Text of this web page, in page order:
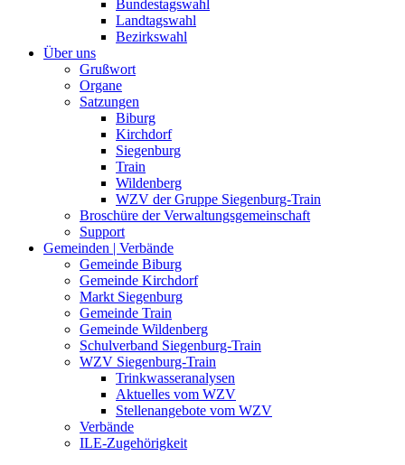
Bundestagswahl
Landtagswahl
Bezirkswahl
Über uns
Grußwort
Organe
Satzungen
Biburg
Kirchdorf
Siegenburg
Train
Wildenberg
WZV der Gruppe Siegenburg-Train
Broschüre der Verwaltungsgemeinschaft
Support
Gemeinden | Verbände
Gemeinde Biburg
Gemeinde Kirchdorf
Markt Siegenburg
Gemeinde Train
Gemeinde Wildenberg
Schulverband Siegenburg-Train
WZV Siegenburg-Train
Trinkwasseranalysen
Aktuelles vom WZV
Stellenangebote vom WZV
Verbände
ILE-Zugehörigkeit